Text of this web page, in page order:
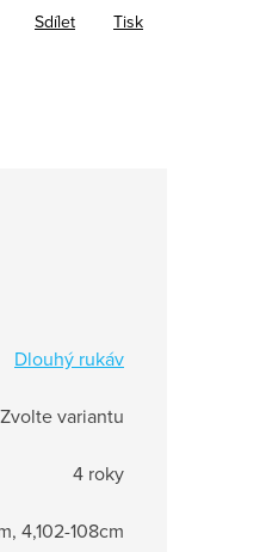
Tisk
Sdílet
Dlouhý rukáv
Zvolte variantu
4 roky
4,102-108cm